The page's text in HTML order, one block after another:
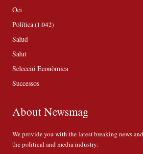
Oci
Política(1.042)
Salud
Salut
Selecció Econòmica
Successos
About Newsmag
We provide you with the latest breaking news
the political and media industry.